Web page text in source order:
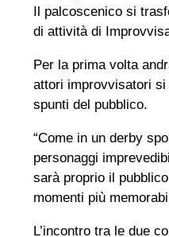
Il palcoscenico si
di attività di
Per la prima volta
attori improvvisatori si
spunti del pubblico.
“Come in un derby
personaggi
sarà proprio il
momenti più
L’incontro tra le due